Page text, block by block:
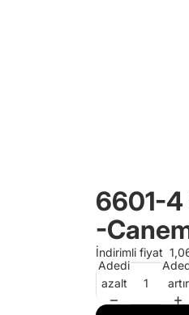
6601-4
-
İndirimli fiyat
Adedi
azalt
artır